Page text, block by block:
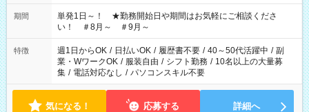
期間
単発1日～！ ★勤務開始日や期間はお気軽にご相談くださ
い！ ＃8月～ ＃9月～
特徴 週1日からOK / 日払いOK / 履歴書不要 / 40～50代活躍中 / 副
業・WワークOK / 服装自由 / シフト勤務 / 10名以上の大量募
集 / 電話対応なし / パソコンスキル不要
気になる！ 応募する 詳細へ